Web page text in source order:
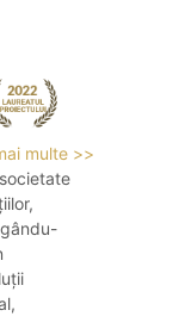
multe >>